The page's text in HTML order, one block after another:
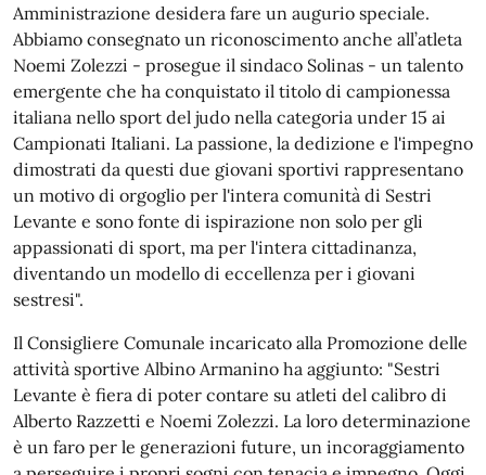
Amministrazione desidera fare un augurio speciale.
Abbiamo consegnato un riconoscimento anche all’atleta
Noemi Zolezzi - prosegue il sindaco Solinas - un talento
emergente che ha conquistato il titolo di campionessa
italiana nello sport del judo nella categoria under 15 ai
Campionati Italiani. La passione, la dedizione e l'impegno
dimostrati da questi due giovani sportivi rappresentano
un motivo di orgoglio per l'intera comunità di Sestri
Levante e sono fonte di ispirazione non solo per gli
appassionati di sport, ma per l'intera cittadinanza,
diventando un modello di eccellenza per i giovani
sestresi".
Il Consigliere Comunale incaricato alla Promozione delle
attività sportive Albino Armanino ha aggiunto: "Sestri
Levante è fiera di poter contare su atleti del calibro di
Alberto Razzetti e Noemi Zolezzi. La loro determinazione
è un faro per le generazioni future, un incoraggiamento